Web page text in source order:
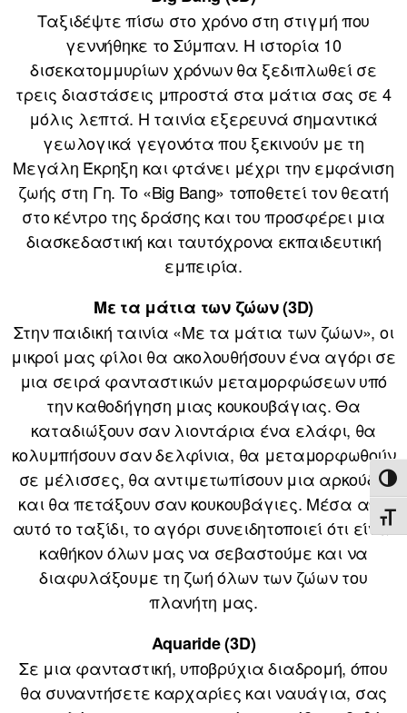
Ταξιδέψτε πίσω στο χρόνο στη στιγμή που
γεννήθηκε το Σύμπαν. Η ιστορία 10
δισεκατομμυρίων χρόνων θα ξεδιπλωθεί σε
τρεις διαστάσεις μπροστά στα μάτια σας σε 4
μόλις λεπτά. Η ταινία εξερευνά σημαντικά
γεωλογικά γεγονότα που ξεκινούν με τη
Μεγάλη Έκρηξη και φτάνει μέχρι την εμφάνιση
ζωής στη Γη. Το «Big Bang» τοποθετεί τον θεατή
στο κέντρο της δράσης και του προσφέρει μια
διασκεδαστική και ταυτόχρονα εκπαιδευτική
εμπειρία.
Με τα μάτια των ζώων (3D)
Στην παιδική ταινία «Με τα μάτια των ζώων», οι
μικροί μας φίλοι θα ακολουθήσουν ένα αγόρι σε
μια σειρά φανταστικών μεταμορφώσεων υπό
την καθοδήγηση μιας κουκουβάγιας. Θα
καταδιώξουν σαν λιοντάρια ένα ελάφι, θα
κολυμπήσουν σαν δελφίνια, θα μεταμορφωθούν
σε μέλισσες, θα αντιμετωπίσουν μια αρκούδα
και θα πετάξουν σαν κουκουβάγιες. Μέσα από
αυτό το ταξίδι, το αγόρι συνειδητοποιεί ότι είναι
καθήκον όλων μας να σεβαστούμε και να
διαφυλάξουμε τη ζωή όλων των ζώων του
πλανήτη μας.
Aquaride (3D)
Σε μια φανταστική, υποβρύχια διαδρομή, όπου
θα συναντήσετε καρχαρίες και ναυάγια, σας